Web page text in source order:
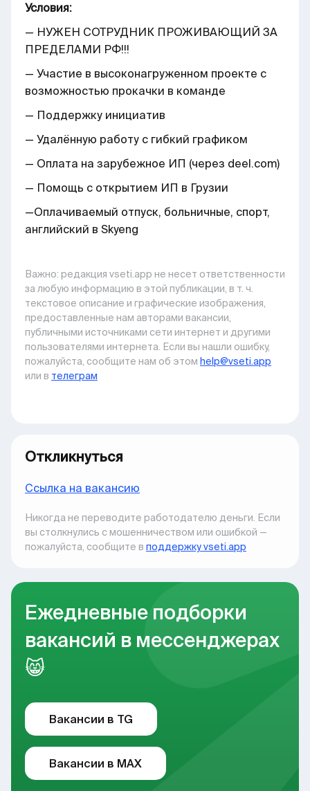
Условия:
— НУЖЕН СОТРУДНИК ПРОЖИВАЮЩИЙ ЗА
ПРЕДЕЛАМИ РФ!!!
— Участие в высоконагруженном проекте с
возможностью прокачки в команде
— Поддержку инициатив
— Удалённую работу с гибкий графиком
— Оплата на зарубежное ИП (через deel.com)
— Помощь с открытием ИП в Грузии
—Оплачиваемый отпуск, больничные, спорт,
английский в Skyeng
Важно: pедакция vseti.app не несет ответственности
за любую информацию в этой публикации, в т. ч.
текстовое описание и графические изображения,
предоставленные нам авторами вакансии,
публичными источниками сети интернет и другими
пользователями интернета. Если вы нашли ошибку,
пожалуйста, сообщите нам об этом help@vseti.app
или в телеграм
Откликнуться
Ccылка на вакансию
Никогда не переводите работодателю деньги. Если
вы столкнулись с мошенничеством или ошибкой —
пожалуйста, сообщите в поддержку vseti.app
Ежедневные подборки
вакансий в мессенджерах
😸
Вакансии в TG
Вакансии в MAX